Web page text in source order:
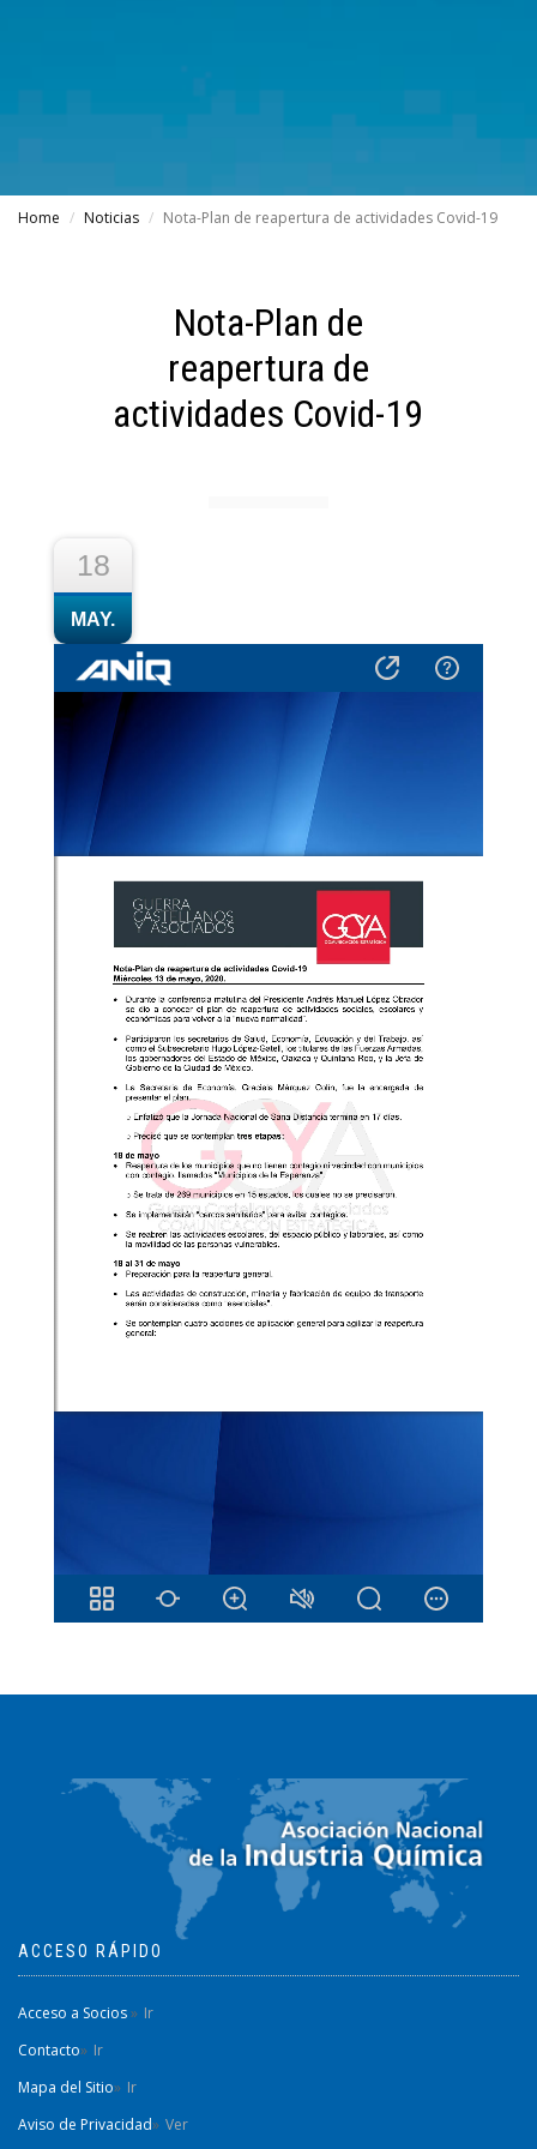
Home Noticias Nota-Plan de reapertura de actividades Covid-19
Nota-Plan de
reapertura de
actividades Covid-19
18
MAY.
ACCESO RÁPIDO
Acceso a Socios
Ir
Contacto
Ir
Mapa del Sitio
Ir
Aviso de Privacidad
Ver